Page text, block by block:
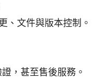
、文件與版本控制。
，甚至售後服務。